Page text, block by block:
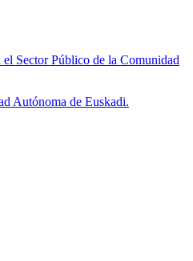
Sector Público de la Comunidad
Autónoma de Euskadi.